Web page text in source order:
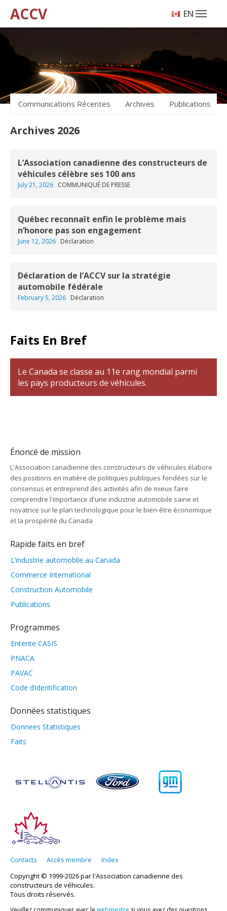
ACCV ENGLISH
Communications Récentes Archives Publications
Archives 2026
L’Association canadienne des constructeurs de
véhicules célèbre ses 100 ans
July 21, 2026 COMMUNIQUÉ DE PRESSE
Québec reconnaît enfin le problème mais
n’honore pas son engagement
June 12, 2026 Déclaration
Déclaration de l’ACCV sur la stratégie
automobile fédérale
February 5, 2026 Déclaration
Faits En Bref
Le Canada se classe au 11e rang mondial parmi
les pays producteurs de véhicules.
Énoncé de mission
L'Association canadienne des constructeurs de véhicules élabore
des positions en matière de politiques publiques fondées sur le
consensus et entreprend des activités afin de mieux faire
comprendre l'importance d'une industrie automobile saine et
novatrice sur le plan technologique pour le bien-être économique
et la prospérité du Canada
Rapide faits en bref
L’industrie automobile au Canada
Commerce International
Construction Automobile
Publications
Programmes
Entente CASIS
PNACA
PAVAC
Code d’identification
Données statistiques
Donnees Statistiques
Faits
Contacts Accès membre
Index
Copyright © 1999-2026 par l'Association canadienne des
constructeurs de véhicules.
Tous droits réservés.